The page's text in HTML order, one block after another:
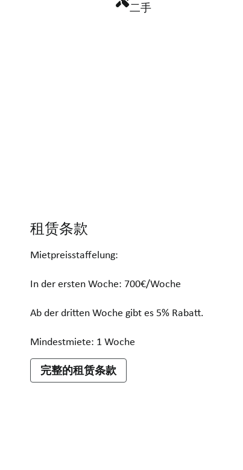
二手
租赁条款
Mietpreisstaffelung:
In der ersten Woche: 700€/Woche
Ab der dritten Woche gibt es 5% Rabatt.
Mindestmiete: 1 Woche
完整的租赁条款